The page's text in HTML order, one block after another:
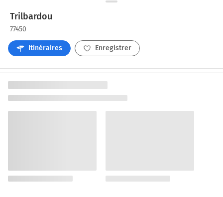
Trilbardou
77450
Itinéraires Enregistrer